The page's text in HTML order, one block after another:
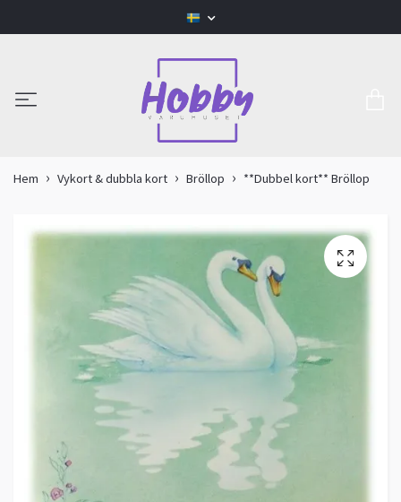
Hem Vykort & dubbla kort Bröllop **Dubbel kort** Bröllop